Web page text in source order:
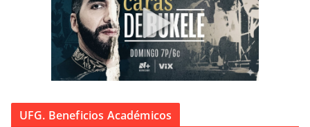
UFG. Beneficios Académicos